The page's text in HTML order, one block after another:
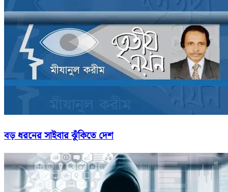
বড় ধরনের সাইবার ঝুঁকিতে দেশ